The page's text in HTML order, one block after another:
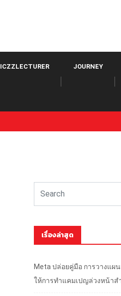
ICZZLECTURER JOURNEY
เรื่องล่าสุด
Meta ปล่อยคู่มือ การวางแผ
ให้การทำแคมเปญล่วงหน้าส